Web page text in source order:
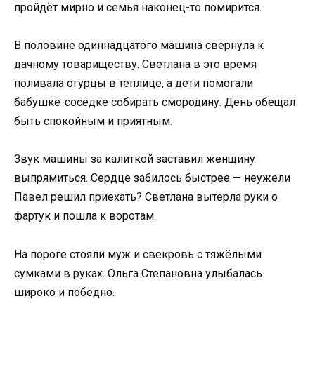
пройдёт мирно и семья наконец-то помирится.
В половине одиннадцатого машина свернула к
дачному товариществу. Светлана в это время
поливала огурцы в теплице, а дети помогали
бабушке-соседке собирать смородину. День обещал
быть спокойным и приятным.
Звук машины за калиткой заставил женщину
выпрямиться. Сердце забилось быстрее — неужели
Павел решил приехать? Светлана вытерла руки о
фартук и пошла к воротам.
На пороге стояли муж и свекровь с тяжёлыми
сумками в руках. Ольга Степановна улыбалась
широко и победно.